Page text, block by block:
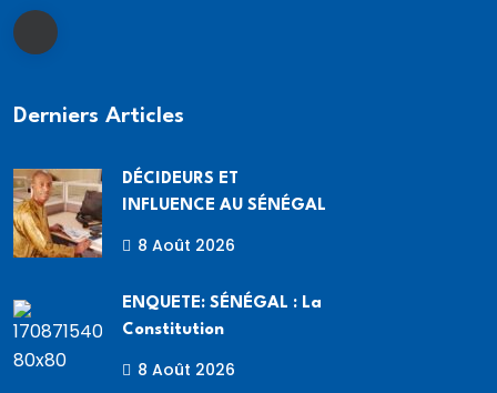
Derniers Articles
DÉCIDEURS ET
INFLUENCE AU SÉNÉGAL
8 Août 2026
ENQUETE: SÉNÉGAL : La
Constitution
8 Août 2026